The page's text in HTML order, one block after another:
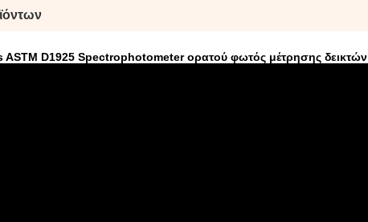
D1925 Spectrophotometer ορατού φωτός μέτρησης δεικτών